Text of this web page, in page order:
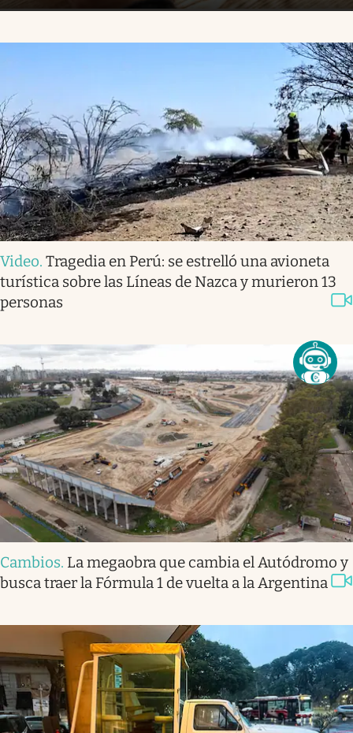
Video. Tragedia en Perú: se estrelló una avioneta
turística sobre las Líneas de Nazca y murieron 13
personas
Cambios. La megaobra que cambia el Autódromo y
busca traer la Fórmula 1 de vuelta a la Argentina